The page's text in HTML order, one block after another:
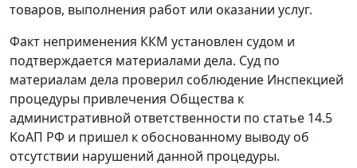
товаров, выполнения работ или оказании услуг.
Факт неприменения ККМ установлен судом и
подтверждается материалами дела. Суд по
материалам дела проверил соблюдение Инспекцией
процедуры привлечения Общества к
административной ответственности по статье 14.5
КоАП РФ и пришел к обоснованному выводу об
отсутствии нарушений данной процедуры.